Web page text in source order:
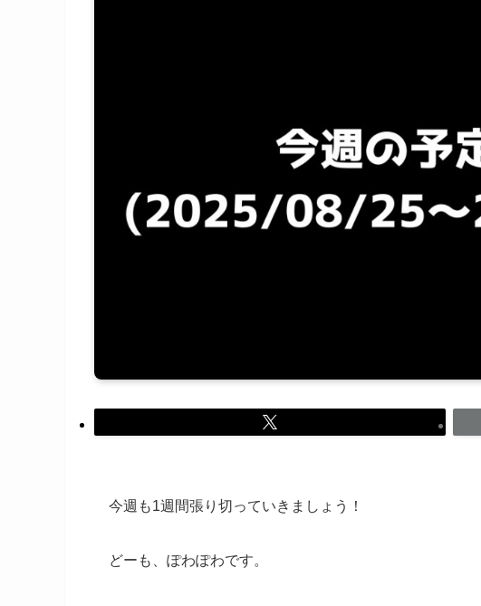
今週も1週間張り切っていきましょう！
どーも、ぽわぽわです。